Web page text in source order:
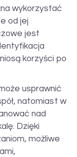
wykorzystać
od jej
jest
korzyści po
usprawnić
natomiast w
nad
Dzięki
możliwe